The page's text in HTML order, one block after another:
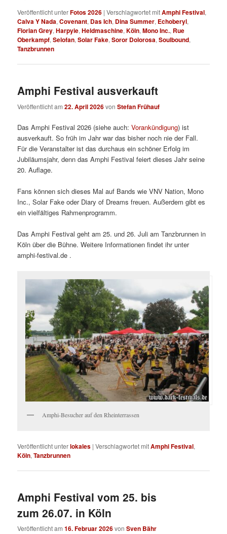
Veröffentlicht unterFotos 2026 |Verschlagwortet mitAmphi Festival,
Calva Y Nada,Covenant, Das Ich, Dina Summer, Echoberyl,
Florian Grey,Harpyie,Heldmaschine,Köln,Mono Inc., Rue
Oberkampf,Selofan,Solar Fake,Soror Dolorosa,Soulbound,
Tanzbrunnen
Amphi Festival ausverkauft
Veröffentlicht am22. April 2026vonStefan Frühauf
Das Amphi Festival 2026 (siehe auch:Vorankündigung) ist
ausverkauft. So früh im Jahr war das bisher noch nie der Fall.
Für die Veranstalter ist das durchaus ein schöner Erfolg im
Jubiläumsjahr, denn das Amphi Festival feiert dieses Jahr seine
20. Auflage.
Fans können sich dieses Mal auf Bands wie VNV Nation, Mono
Inc., Solar Fake oder Diary of Dreams freuen. Außerdem gibt es
ein vielfältiges Rahmenprogramm.
Das Amphi Festival geht am 25. und 26. Juli am Tanzbrunnen in
Köln über die Bühne. Weitere Informationen findet ihr unter
amphi-festival.de .
Amphi-Besucher auf den Rheinterrassen
Veröffentlicht unterlokales |Verschlagwortet mitAmphi Festival,
Köln,Tanzbrunnen
Amphi Festival vom 25. bis
zum 26.07. in Köln
Veröffentlicht am16. Februar 2026vonSven Bähr